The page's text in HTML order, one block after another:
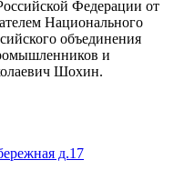
Федерации от
Национального
объединения
и
Шохин.
д.17